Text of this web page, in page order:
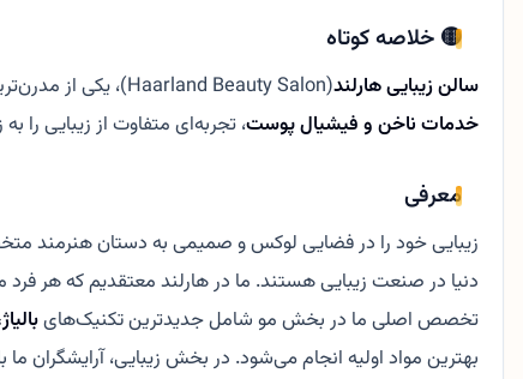
🟡 خلاصه کوتاه
سالن زیبایی هارلند(Haarland Beauty Salon)، یکی از مدرن‌ترین مراکز زیبایی در قلب فرانکفورت آلمان است. این سالن با ارائه خدماتی حرفه‌ای در زمینه‌های
خدمات ناخن و فیشیال پوست، تجربه‌ای متفاوت از زیبایی را
معرفی
زیبایی خود را در فضایی لوکس و صمیمی به دستان هنرمند
دنیا در صنعت زیبایی هستند. ما در هارلند معتقدیم که هر
تخصص اصلی ما در بخش مو شامل جدیدترین تکنیک‌های
بهترین مواد اولیه انجام می‌شود. در بخش زیبایی، آرایشگران